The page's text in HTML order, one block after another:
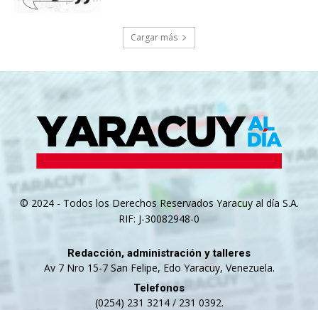
Cargar más
© 2024 - Todos los Derechos Reservados Yaracuy al día S.A.
RIF: J-30082948-0
Redacción, administración y talleres
Av 7 Nro 15-7 San Felipe, Edo Yaracuy, Venezuela.
Telefonos
(0254) 231 3214 / 231 0392.